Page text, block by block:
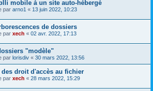
mobile à un site auto-hébergé
par arno1 « 13 juin 2022, 10:23
de dossiers
par xech « 02 avr. 2022, 17:13
"modèle"
par lorisdiv « 30 mars 2022, 13:56
droit d'accès au fichier
par xech « 28 mars 2022, 15:29